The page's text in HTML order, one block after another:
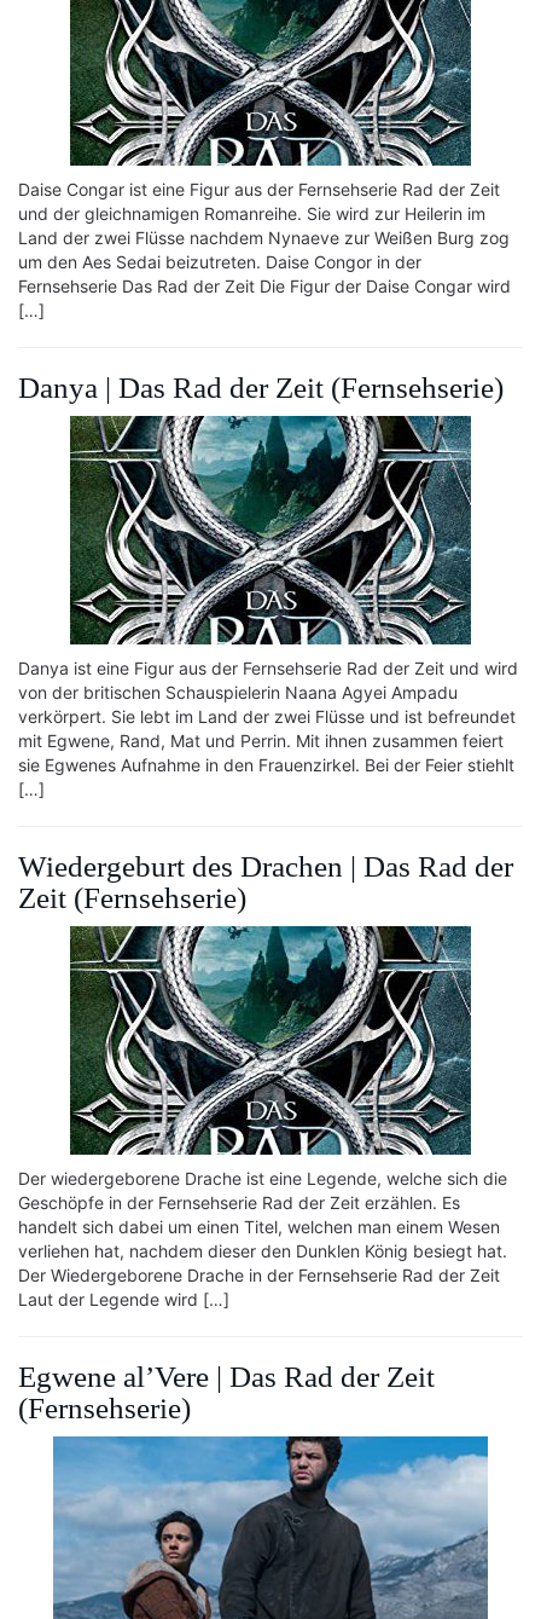
Daise Congar ist eine Figur aus der Fernsehserie Rad der Zeit
und der gleichnamigen Romanreihe. Sie wird zur Heilerin im
Land der zwei Flüsse nachdem Nynaeve zur Weißen Burg zog
um den Aes Sedai beizutreten. Daise Congor in der
Fernsehserie Das Rad der Zeit Die Figur der Daise Congar wird
[…]
Danya | Das Rad der Zeit (Fernsehserie)
Danya ist eine Figur aus der Fernsehserie Rad der Zeit und wird
von der britischen Schauspielerin Naana Agyei Ampadu
verkörpert. Sie lebt im Land der zwei Flüsse und ist befreundet
mit Egwene, Rand, Mat und Perrin. Mit ihnen zusammen feiert
sie Egwenes Aufnahme in den Frauenzirkel. Bei der Feier stiehlt
[…]
Wiedergeburt des Drachen | Das Rad der
Zeit (Fernsehserie)
Der wiedergeborene Drache ist eine Legende, welche sich die
Geschöpfe in der Fernsehserie Rad der Zeit erzählen. Es
handelt sich dabei um einen Titel, welchen man einem Wesen
verliehen hat, nachdem dieser den Dunklen König besiegt hat.
Der Wiedergeborene Drache in der Fernsehserie Rad der Zeit
Laut der Legende wird […]
Egwene al’Vere | Das Rad der Zeit
(Fernsehserie)